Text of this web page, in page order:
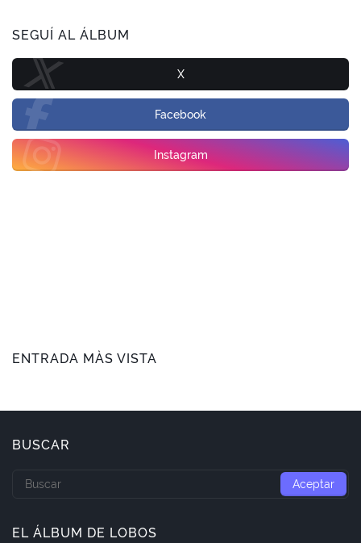
SEGUÍ AL ÁLBUM
X
Facebook
Instagram
ENTRADA MÀS VISTA
BUSCAR
EL ÁLBUM DE LOBOS